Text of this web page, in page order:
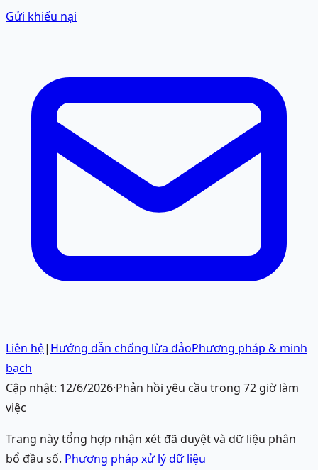
Gửi khiếu nại
Liên hệ| Hướng dẫn chống lừa đảoPhương pháp & minh
bạch
Cập nhật: 12/6/2026·Phản hồi yêu cầu trong 72 giờ làm
việc
Trang này tổng hợp nhận xét đã duyệt và dữ liệu phân
bổ đầu số. Phương pháp xử lý dữ liệu